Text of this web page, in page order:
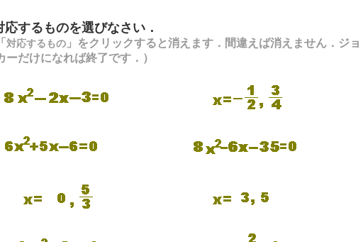
するものを選びなさい．
対応するもの 」をクリックすると消えます．間違えば消えません．ジョ
だけになれば終了です．）